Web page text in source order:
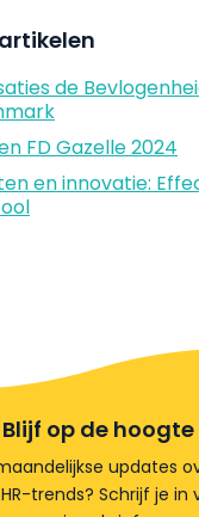
de
FD Gazelle 2024
en innovatie:
Blijf op de hoogte
updates
trends? Schrijf je in